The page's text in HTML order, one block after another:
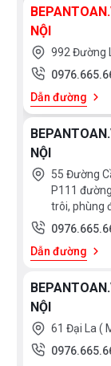
NỘI
992 Đường
Dẫn đường
NỘI
55 Đường
P111
trôi, phùng
Dẫn đường
NỘI
61 Đại La (